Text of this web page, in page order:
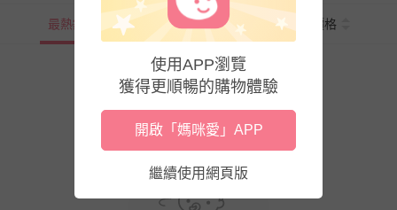
最熱銷 新上市 價格
使用APP瀏覽
獲得更順暢的購物體驗
開啟「媽咪愛」APP
繼續使用網頁版